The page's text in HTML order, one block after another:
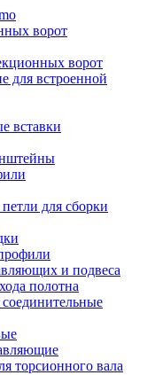
ворот
ворот
для встроенной
вставки
для сборки
и подвеса
полотна
торсионного вала